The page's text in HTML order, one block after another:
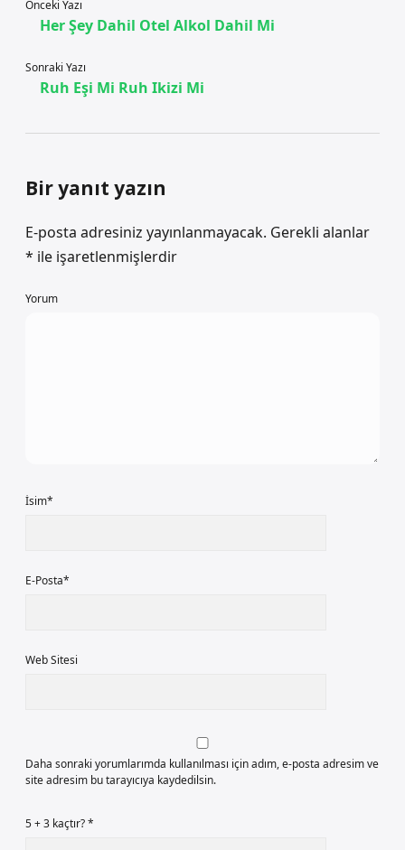
Önceki Yazı
Her Şey Dahil Otel Alkol Dahil Mi
Sonraki Yazı
Ruh Eşi Mi Ruh Ikizi Mi
Bir yanıt yazın
E-posta adresiniz yayınlanmayacak. Gerekli alanlar
* ile işaretlenmişlerdir
Yorum
İsim*
E-Posta*
Web Sitesi
Daha sonraki yorumlarımda kullanılması için adım, e-posta adresim ve
site adresim bu tarayıcıya kaydedilsin.
5 + 3 kaçtır?*